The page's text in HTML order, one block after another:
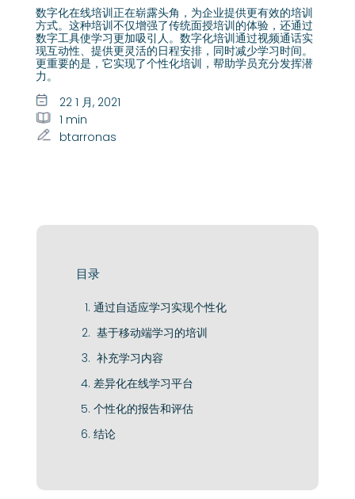
数字化在线培训正在崭露头角，为企业提供更有效的培训
方式。这种培训不仅增强了传统面授培训的体验，还通过
数字工具使学习更加吸引人。数字化培训通过视频通话实
现互动性、提供更灵活的日程安排，同时减少学习时间。
更重要的是，它实现了个性化培训，帮助学员充分发挥潜
力。
22 1 月, 2021
1 min
btarronas
目录
通过自适应学习实现个性化
基于移动端学习的培训
补充学习内容
差异化在线学习平台
个性化的报告和评估
结论